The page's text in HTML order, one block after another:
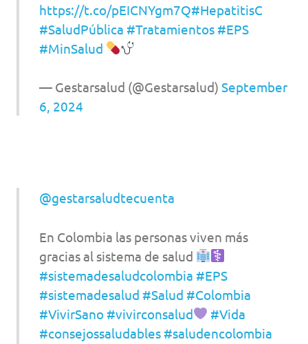
https://t.co/pEICNYgm7Q#HepatitisC
#SaludPública #Tratamientos #EPS
#MinSalud
— Gestarsalud (@Gestarsalud) September
6, 2024
@gestarsaludtecuenta
En Colombia las personas viven más
gracias al sistema de salud
#sistemadesaludcolombia #EPS
#sistemadesalud #Salud #Colombia
#VivirSano #vivirconsalud
#Vida
#consejossaludables #saludencolombia